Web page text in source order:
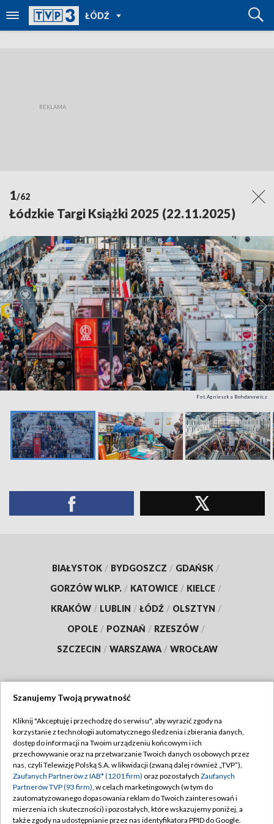
ŁÓDŹ
POWRÓT
DO
REGIONY
1/62
Łódzkie Targi Książki 2025 (22.11.2025)
Fot.Agnieszka Bohdanowicz
BIAŁYSTOK / BYDGOSZCZ / GDAŃSK /
GORZÓW WLKP. / KATOWICE / KIELCE /
KRAKÓW / LUBLIN / ŁÓDŹ / OLSZTYN /
OPOLE / POZNAŃ / RZESZÓW /
SZCZECIN / WARSZAWA / WROCŁAW
TVP
Abonament TVP
Emisja w TVP
Centrum informacji TVP
Naziemna Telewizja Cyfrowa
Regulamin TVP
Polityka prywatności
Moje zgody
Pomoc
Szanujemy Twoją prywatność
Kliknij "Akceptuję i przechodzę do serwisu", aby wyrazić zgody na
korzystanie z technologii automatycznego śledzenia i zbierania danych,
dostęp do informacji na Twoim urządzeniu końcowym i ich
przechowywanie oraz na przetwarzanie Twoich danych osobowych przez
nas, czyli Telewizję Polską S.A. w likwidacji (zwaną dalej również „TVP”),
Zaufanych Partnerów z IAB* (1201 firm) oraz pozostałych Zaufanych
Partnerów TVP (93 firm), w celach marketingowych (w tym do
zautomatyzowanego dopasowania reklam do Twoich zainteresowań i
mierzenia ich skuteczności) i pozostałych, które wskazujemy poniżej, a
także zgody na udostępnianie przez nas identyfikatora PPID do Google.